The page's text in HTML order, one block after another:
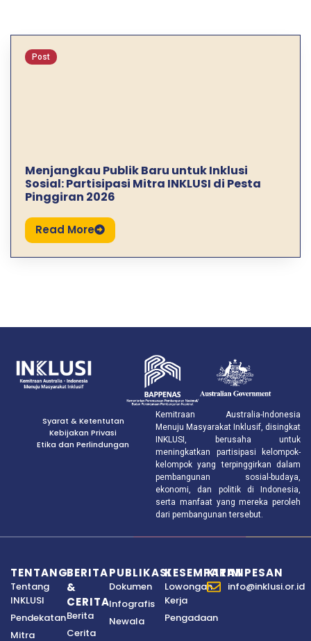
Post
Menjangkau Publik Baru untuk Inklusi
Sosial: Partisipasi Mitra INKLUSI di Pesta
Pinggiran 2026
Read More
Syarat & Ketentutan
Kebijakan Privasi
Etika dan Perlindungan
Kemitraan Australia-Indonesia
Menuju Masyarakat Inklusif, disingkat
INKLUSI, berusaha untuk
meningkatkan partisipasi kelompok-
kelompok yang terpinggirkan dalam
pembangunan sosial-budaya,
ekonomi, dan politik di Indonesia,
serta manfaat yang mereka peroleh
dari pembangunan tersebut.
TENTANG
Tentang
INKLUSI
Pendekatan
Mitra
BERITA
&
CERITA
Berita
Cerita
PUBLIKASI
Dokumen
Infografis
Newala
KESEMPATAN
Lowongan
Kerja
Pengadaan
KIRIM PESAN
info@inklusi.or.id